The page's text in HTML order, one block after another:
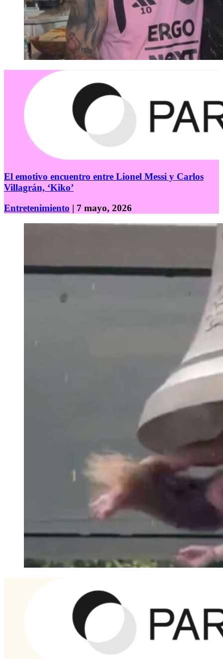
El emotivo encuentro entre Lionel Messi y Carlos
Villagrán, ‘Kiko’
Entretenimiento | 7 mayo, 2026